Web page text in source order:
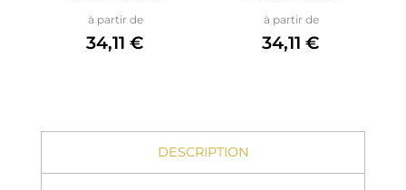
à partir dePrix
34,11 €
à partir dePrix
34,11 €
DESCRIPTION